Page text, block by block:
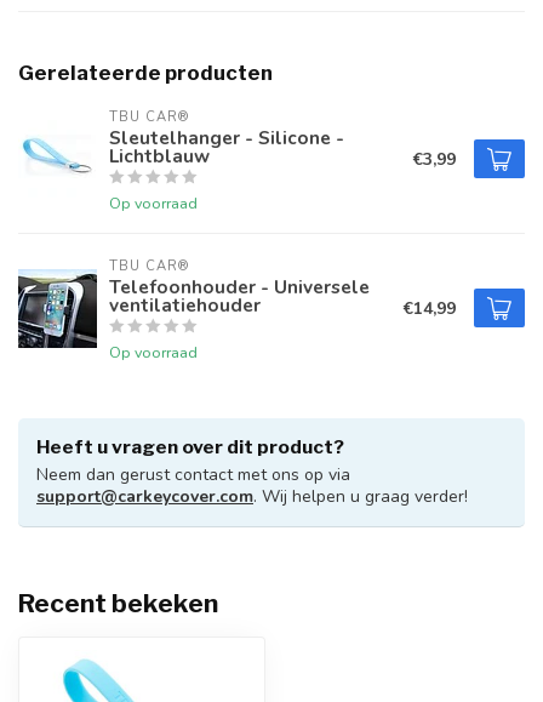
Gerelateerde producten
TBU CAR®
Sleutelhanger - Silicone -
Lichtblauw
Op voorraad
€3,99
TBU CAR®
Telefoonhouder - Universele
ventilatiehouder
Op voorraad
€14,99
Heeft u vragen over dit product?
Neem dan gerust contact met ons op via
support@carkeycover.com. Wij helpen u graag verder!
Recent bekeken